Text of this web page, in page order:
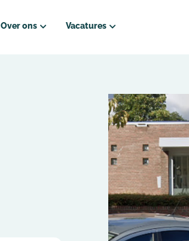
Over ons
Naamswijziging ZorgSamen Pedicures
Vacatures
Vacatures Regio Zuid-Holland
– Hoeksche Waard
– Rotterdam
Vacatures Regio Utrecht
– Utrecht Zuid